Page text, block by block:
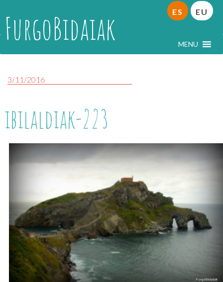
FurgoBidaiak MENU
ES EU
3/11/2016
ibilaldiak-223